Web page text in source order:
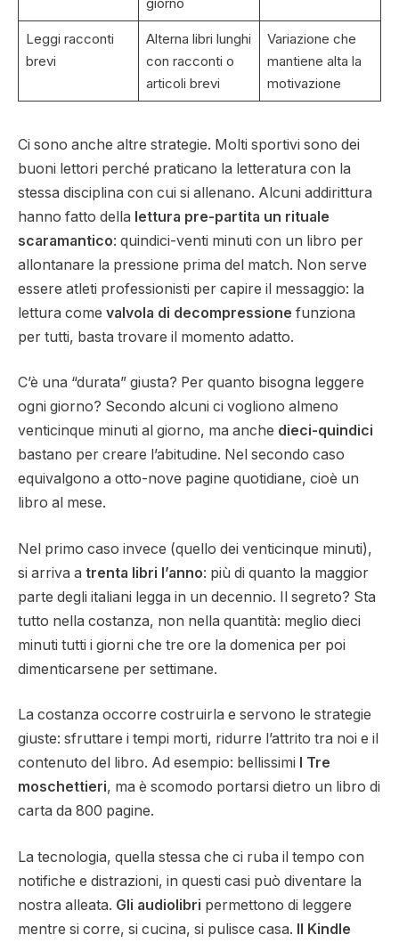
Leggi racconti
brevi
Alterna libri lunghi
con racconti o
articoli brevi
Variazione che
mantiene alta la
motivazione
Ci sono anche altre strategie. Molti sportivi sono dei
buoni lettori perché praticano la letteratura con la
stessa disciplina con cui si allenano. Alcuni addirittura
hanno fatto della lettura pre-partita un rituale
scaramantico: quindici-venti minuti con un libro per
allontanare la pressione prima del match. Non serve
essere atleti professionisti per capire il messaggio: la
lettura come valvola di decompressione funziona
per tutti, basta trovare il momento adatto.
C’è una “durata” giusta? Per quanto bisogna leggere
ogni giorno? Secondo alcuni ci vogliono almeno
venticinque minuti al giorno, ma anche dieci-quindici
bastano per creare l’abitudine. Nel secondo caso
equivalgono a otto-nove pagine quotidiane, cioè un
libro al mese.
Nel primo caso invece (quello dei venticinque minuti),
si arriva a trenta libri l’anno: più di quanto la maggior
parte degli italiani legga in un decennio. Il segreto? Sta
tutto nella costanza, non nella quantità: meglio dieci
minuti tutti i giorni che tre ore la domenica per poi
dimenticarsene per settimane.
La costanza occorre costruirla e servono le strategie
giuste: sfruttare i tempi morti, ridurre l’attrito tra noi e il
contenuto del libro. Ad esempio: bellissimi
I Tre
moschettieri, ma è scomodo portarsi dietro un libro di
carta da 800 pagine.
La tecnologia, quella stessa che ci ruba il tempo con
notifiche e distrazioni, in questi casi può diventare la
nostra alleata. Gli audiolibri permettono di leggere
mentre si corre, si cucina, si pulisce casa. Il Kindle